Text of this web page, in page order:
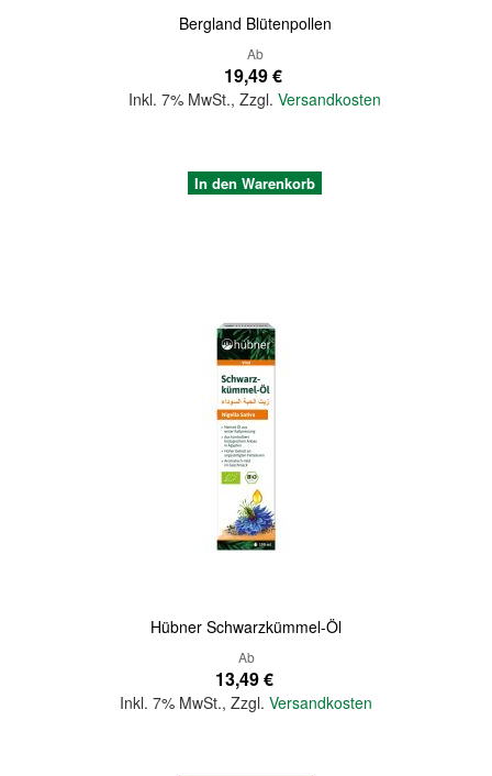
Bergland Blütenpollen
Ab
19,49 €
Inkl. 7% MwSt.,Zzgl.Versandkosten
In den Warenkorb
Hübner Schwarzkümmel-Öl
Ab
13,49 €
Inkl. 7% MwSt., Zzgl. Versandkosten